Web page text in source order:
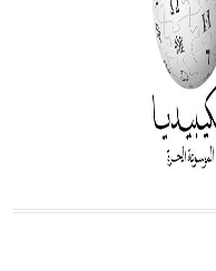
في البحر ويتركب
أو شديد الحمرة وهو
الش
تم اعتمادها مصطلحاً